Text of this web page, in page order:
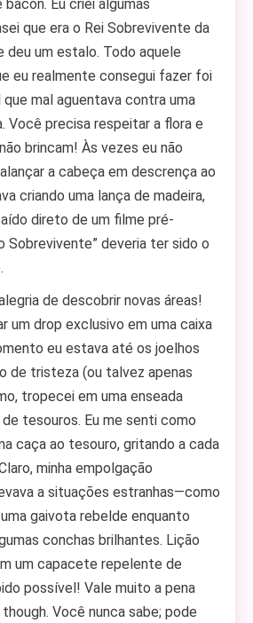
Eu criei algumas
que era o Rei Sobrevivente da
deu um estalo. Todo aquele
eu realmente consegui fazer foi
mal aguentava contra uma
Você precisa respeitar a flora e
brincam! Às vezes eu não
a cabeça em descrença ao
criando uma lança de madeira,
direto de um filme pré-
Sobrevivente” deveria ter sido o
de descobrir novas áreas!
um drop exclusivo em uma caixa
eu estava até os joelhos
de tristeza (ou talvez apenas
tropecei em uma enseada
tesouros. Eu me senti como
caça ao tesouro, gritando a cada
minha empolgação
a situações estranhas—como
gaivota rebelde enquanto
conchas brilhantes. Lição
um capacete repelente de
possível! Vale muito a pena
Você nunca sabe; pode